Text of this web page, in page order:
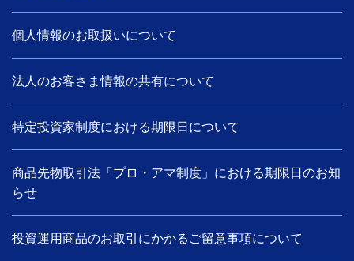
個人情報のお取扱いについて
法人のお客さま情報の共有について
特定投資家制度における期限日について
商品先物取引法「プロ・アマ制度」における期限日のお知
らせ
投資運用商品のお取引にかかるご留意事項について